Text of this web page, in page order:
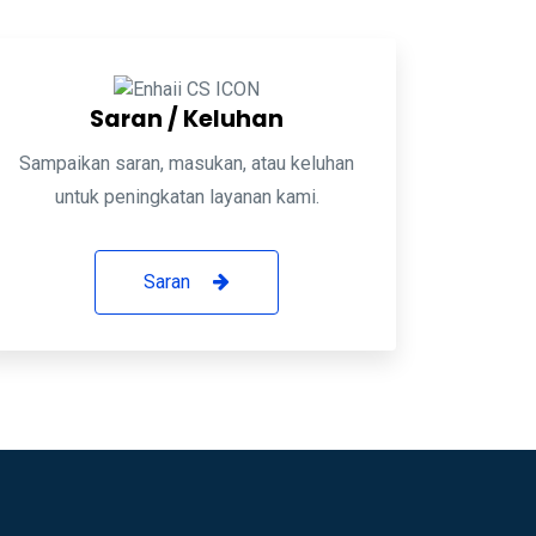
Saran / Keluhan
Sampaikan saran, masukan, atau keluhan
untuk peningkatan layanan kami.
Saran